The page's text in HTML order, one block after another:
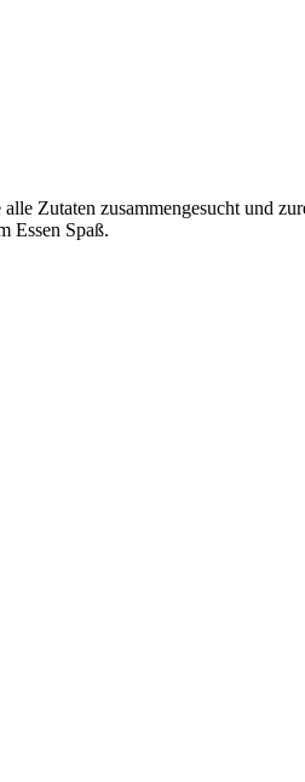
Zutaten zusammengesucht und
Essen Spaß.